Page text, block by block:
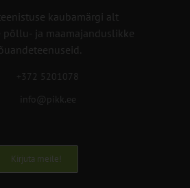
kaubamärgi alt
põllu- ja maamajanduslikke
+372 5201078
info@pikk.ee
Kirjuta meile!